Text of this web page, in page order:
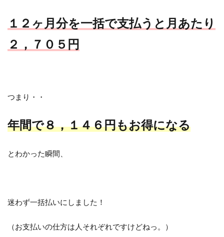
１２ヶ月分を一括で支払うと月あたり
２，７０５円
つまり・・
年間で８，１４６円もお得になる
とわかった瞬間、
迷わず一括払いにしました！
（お支払いの仕方は人それぞれですけどねっ。）